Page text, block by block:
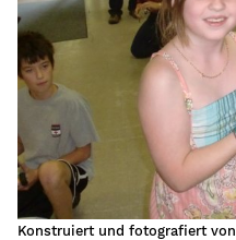
Konstruiert und fotografiert von